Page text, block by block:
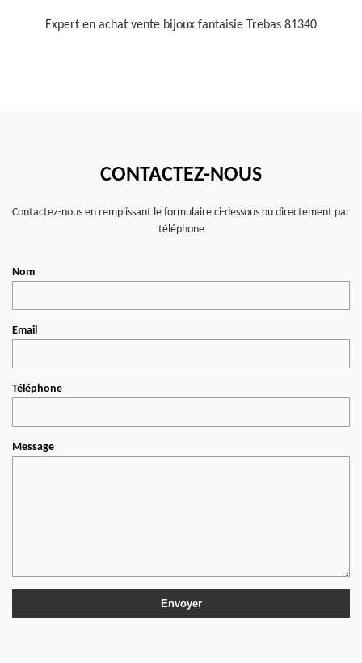
Expert en achat vente bijoux fantaisie Trebas 81340
CONTACTEZ-NOUS
Contactez-nous en remplissant le formulaire ci-dessous ou directement par
téléphone
Nom
Email
Téléphone
Message